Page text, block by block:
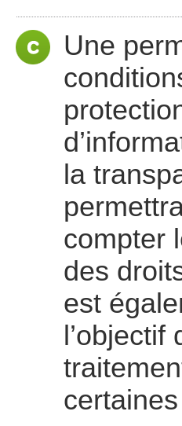
Une
la
compter
des
est